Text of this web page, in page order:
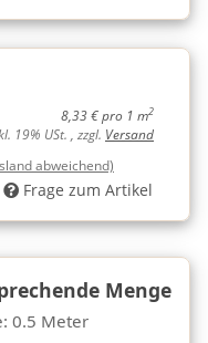
8,33 € pro 1 m2
19% USt. , zzgl. Versand
abweichend)
Frage zum Artikel
Menge
0.5 Meter